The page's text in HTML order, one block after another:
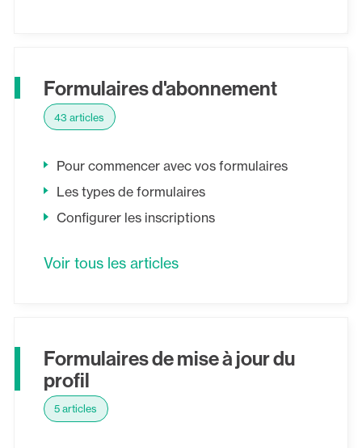
Formulaires d'abonnement
43 articles
Pour commencer avec vos formulaires
Les types de formulaires
Configurer les inscriptions
Voir tous les articles
Formulaires de mise à jour du
profil
5 articles